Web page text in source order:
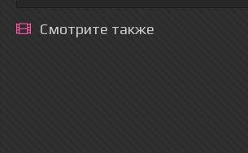
Смотрите также